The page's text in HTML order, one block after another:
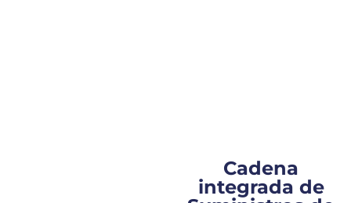
Cadena
integrada de